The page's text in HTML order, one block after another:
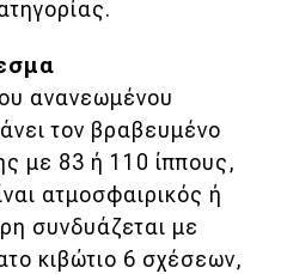
ανανεωμένου
τον βραβευμένο
με 83 ή 110 ίππους,
ατμοσφαιρικός ή
συνδυάζεται με
κιβώτιο 6 σχέσεων,